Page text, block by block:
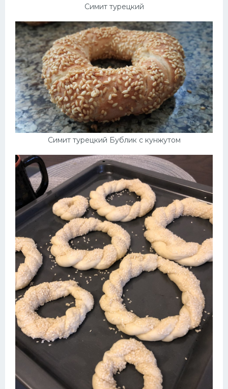
Симит турецкий
Симит турецкий Бублик с кунжутом